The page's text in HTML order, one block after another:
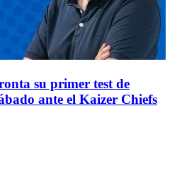
su primer test de
ante el Kaizer Chiefs